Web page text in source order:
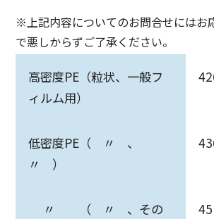
※上記内容についてのお問合せにはお
で悪しからずご了承ください。
高密度PE（粒状、一般フ
ィルム用）
低密度PE（ 〃 、
〃 ）
〃 （ 〃 、その